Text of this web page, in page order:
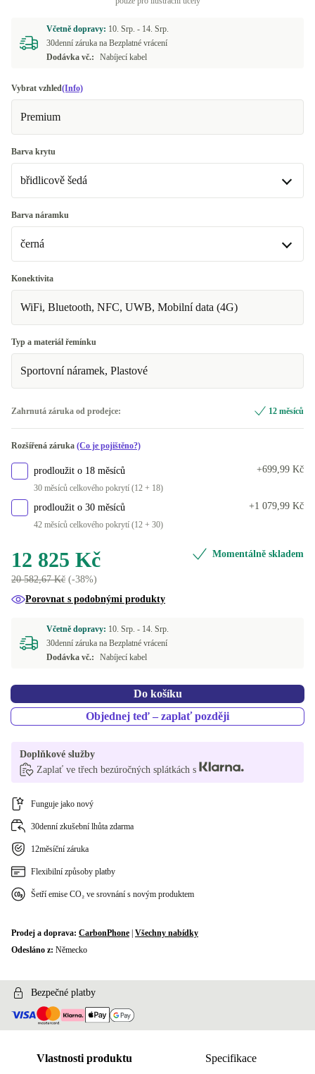
Včetně dopravy: 10. Srp. - 14. Srp.
30denní záruka na Bezplatné vrácení
Dodávka vč.:
Nabíjecí kabel
Vybrat vzhled(Info)
Premium
Barva krytu
břidlicově šedá
břidlicově šedá
K dispozici v jiné konfiguraci
přírodní
Barva náramku
černá
černá
K dispozici v jiné konfiguraci
Polárka
Konektivita
WiFi, Bluetooth, NFC, UWB, Mobilní data (4G)
Typ a materiál řemínku
Sportovní náramek, Plastové
Zahrnutá záruka od prodejce: 12 měsíců
Rozšířená záruka (Co je pojištěno?)
prodloužit o 18 měsíců
30 měsíců celkového pokrytí (12 + 18)
+699,99 Kč
prodloužit o 30 měsíců
42 měsíců celkového pokrytí (12 + 30)
+1 079,99 Kč
12 825 Kč
20 582,67 Kč (-38%)
Momentálně skladem
Porovnat s podobnými produkty
Včetně dopravy: 10. Srp. - 14. Srp.
30denní záruka na Bezplatné vrácení
Dodávka vč.:
Nabíjecí kabel
Do košíku
Objednej teď – zaplať později
Doplňkové služby
Zaplať ve třech bezúročných splátkách s
Funguje jako nový
30denní zkušební lhůta zdarma
12měsíční záruka
Flexibilní způsoby platby
Šetří emise CO₂ ve srovnání s novým produktem
Prodej a doprava: CarbonPhone Všechny nabídky
Odesláno z: Německo
Bezpečné platby
Vlastnosti produktu Specifikace